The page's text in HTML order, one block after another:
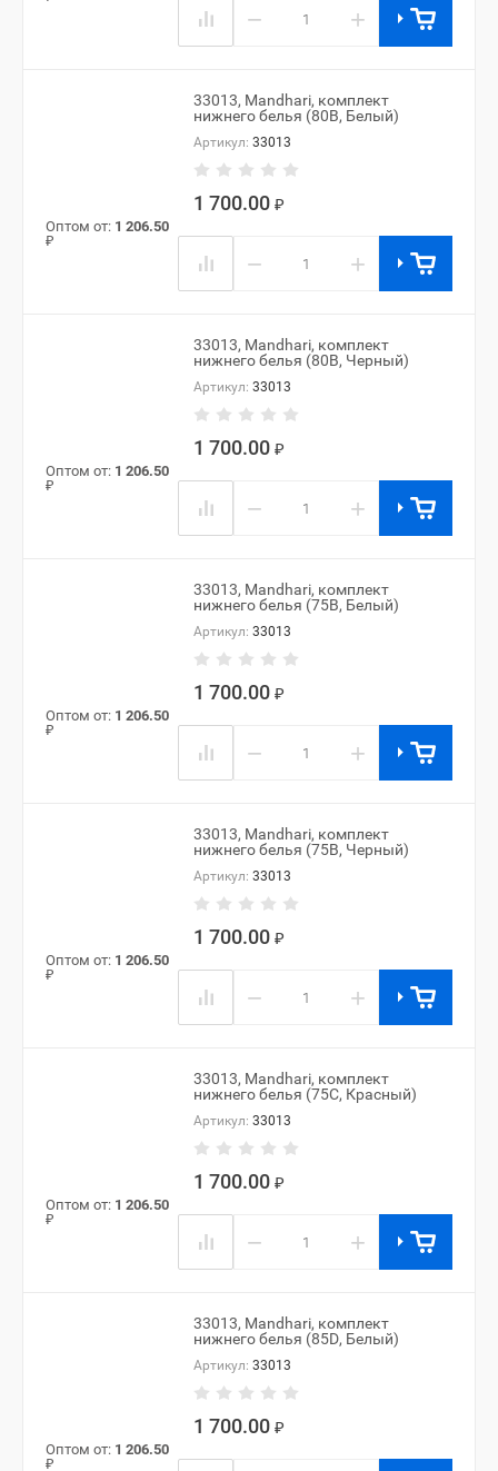
− +
33013, Mandhari, комплект
нижнего белья (80B, Белый)
Артикул: 33013
1 700.00 ₽
Оптом от: 1 206.50
₽
− +
33013, Mandhari, комплект
нижнего белья (80B, Черный)
Артикул: 33013
1 700.00 ₽
Оптом от: 1 206.50
₽
− +
33013, Mandhari, комплект
нижнего белья (75B, Белый)
Артикул: 33013
1 700.00 ₽
Оптом от: 1 206.50
₽
− +
33013, Mandhari, комплект
нижнего белья (75B, Черный)
Артикул: 33013
1 700.00 ₽
Оптом от: 1 206.50
₽
− +
33013, Mandhari, комплект
нижнего белья (75C, Красный)
Артикул: 33013
1 700.00 ₽
Оптом от: 1 206.50
₽
− +
33013, Mandhari, комплект
нижнего белья (85D, Белый)
Артикул: 33013
1 700.00 ₽
Оптом от: 1 206.50
₽